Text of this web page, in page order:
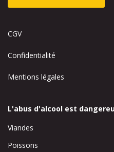
CGV
Confidentialité
Mentions légales
L'abus d'alcool est
Viandes
Poissons